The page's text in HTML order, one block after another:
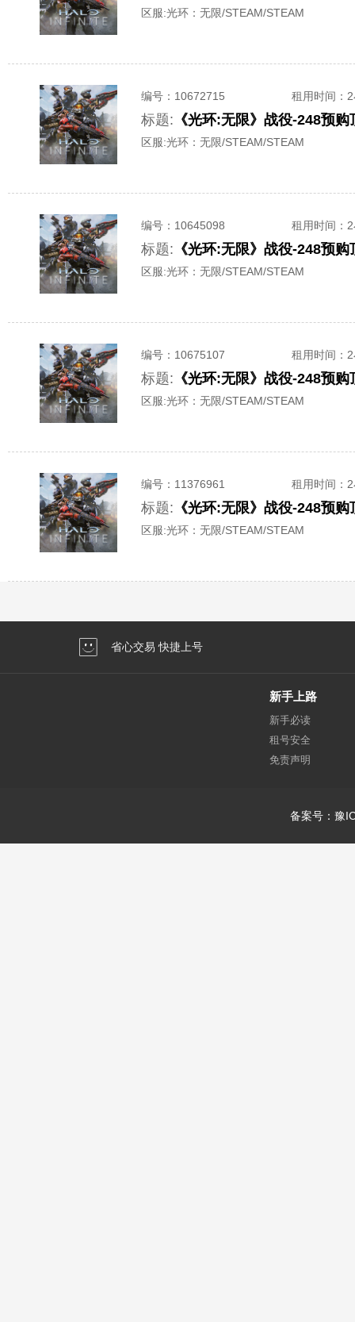
区服:光环：无限/STEAM/STEAM
编号： 10672715 租用时间 ：
标题: 《光环:无限》战役-248预
区服:光环：无限/STEAM/STEAM
编号： 10645098 租用时间 ：
标题: 《光环:无限》战役-248预
区服:光环：无限/STEAM/STEAM
编号： 10675107 租用时间 ：
标题: 《光环:无限》战役-248预
区服:光环：无限/STEAM/STEAM
编号： 11376961 租用时间 ：
标题: 《光环:无限》战役-248预
区服:光环：无限/STEAM/STEAM
省心交易 快捷上号
新手上路
新手必读
租号安全
免责声明
备案号：豫